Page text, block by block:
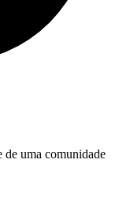
de uma comunidade